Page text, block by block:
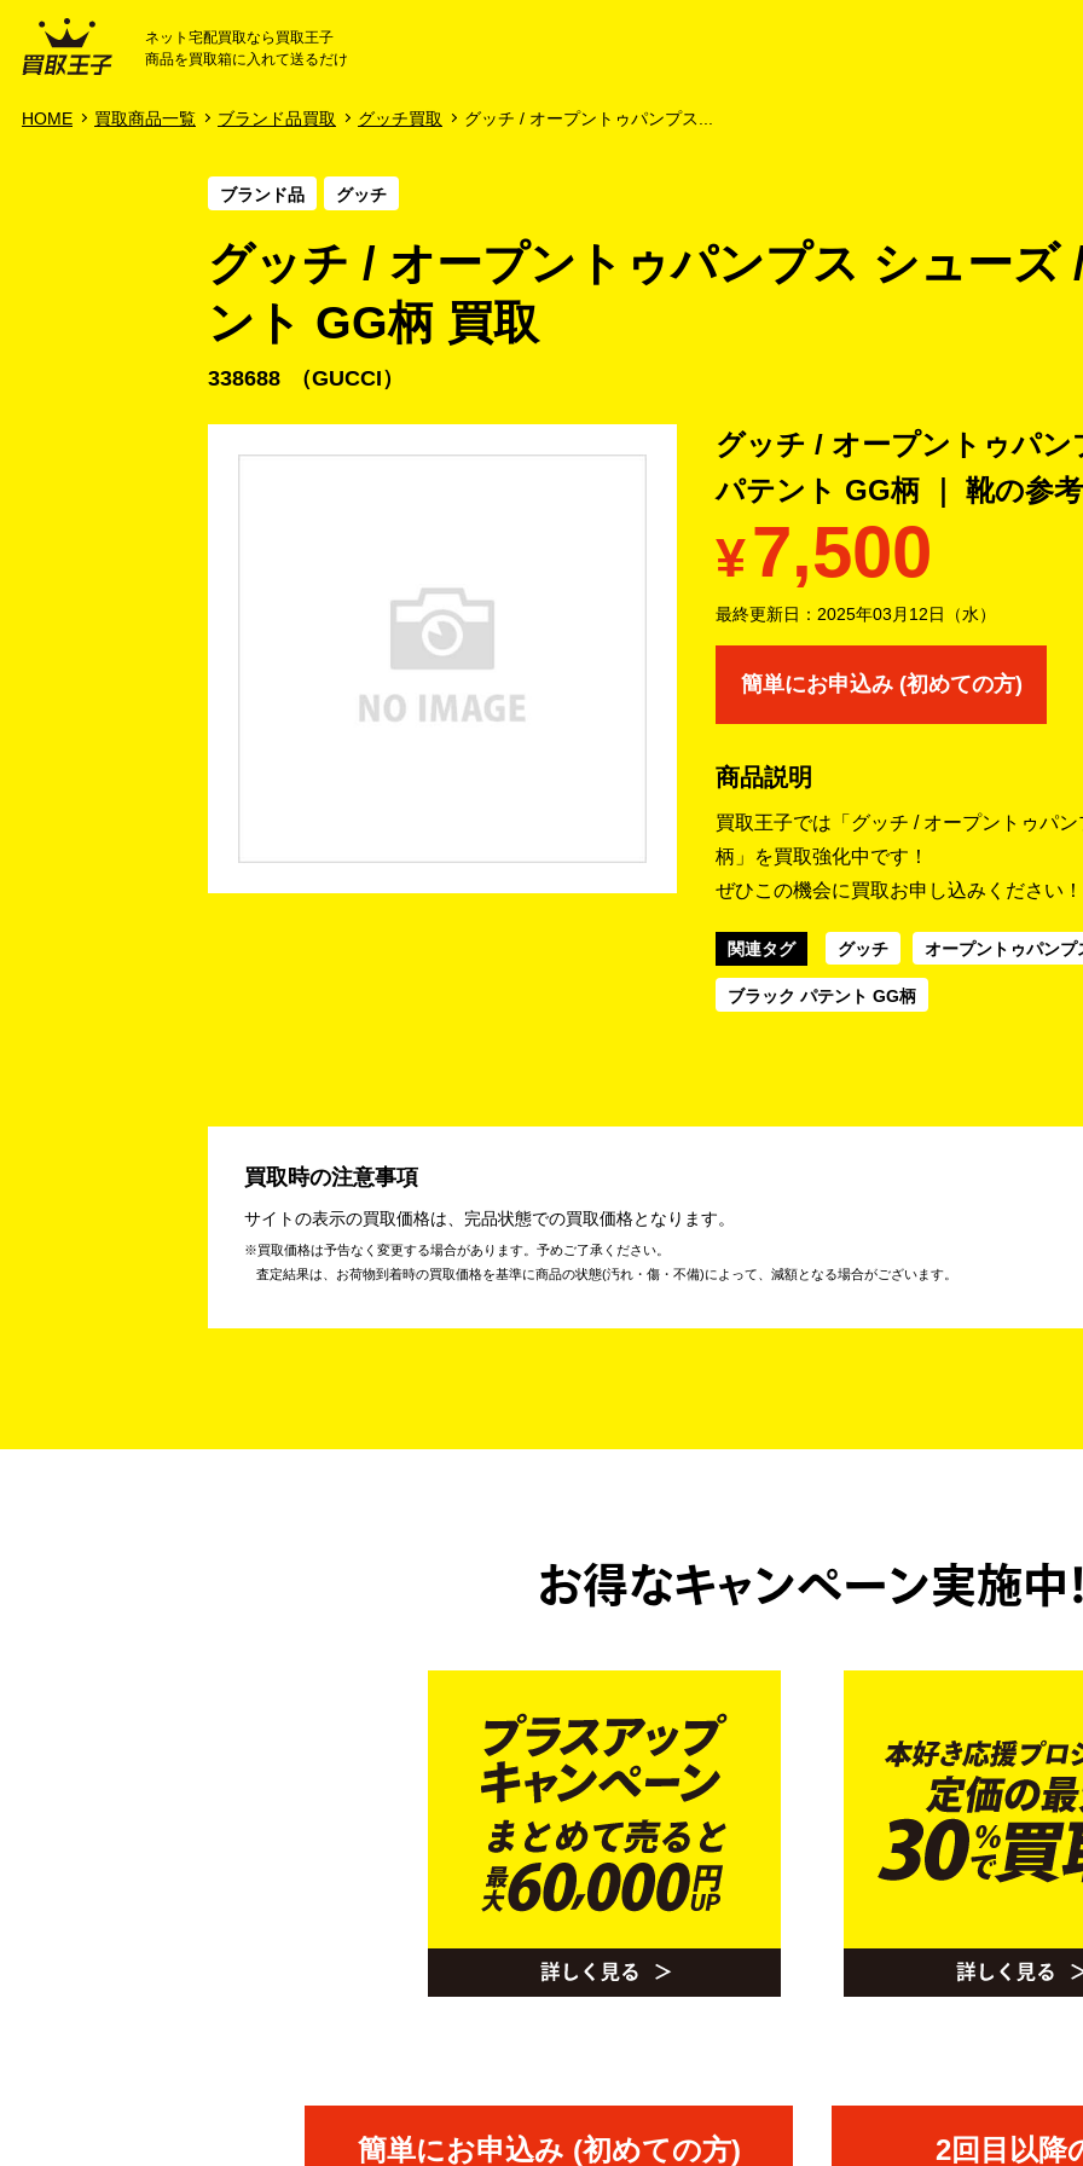
HOME
ネット宅配買取なら買取王子
商品を買取箱に入れて送るだけ
HOME 買取商品一覧 ブランド品買取 グッチ買取 グッチ / オープントゥパンプス...
ブランド品 グッチ
グッチ / オープントゥパンプス シューズ
ント GG柄 買取
338688 GUCCI
グッチ / オープントゥパ
パテント GG柄 ｜ 靴の参
¥7,500
最終更新日： 2025年03月12日（水）
簡単にお申込み (初めての方)
商品説明
買取王子では「グッチ / オープントゥパ
柄」を買取強化中です！
ぜひこの機会に買取お申し込みください！
関連タグ グッチ オープントゥパンプ
ブラック パテント GG柄
買取時の注意事項
サイトの表示の買取価格は、完品状態での買取価格となります。
買取価格は予告なく変更する場合があります。予めご了承ください。
査定結果は、お荷物到着時の買取価格を基準に商品の状態(汚れ・傷・不備)によって、減額となる場合がございます。
お得なキャンペーン実施中
簡単にお申込み (初めての方) 2回目以降